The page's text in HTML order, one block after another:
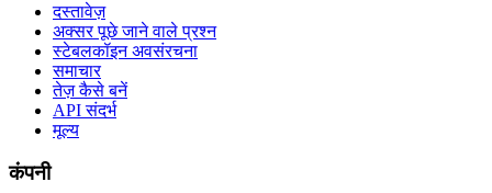
दस्तावेज़
अक्सर पूछे जाने वाले प्रश्न
स्टेबलकॉइन अवसंरचना
समाचार
तेज़ कैसे बनें
API संदर्भ
मूल्य
कंपनी